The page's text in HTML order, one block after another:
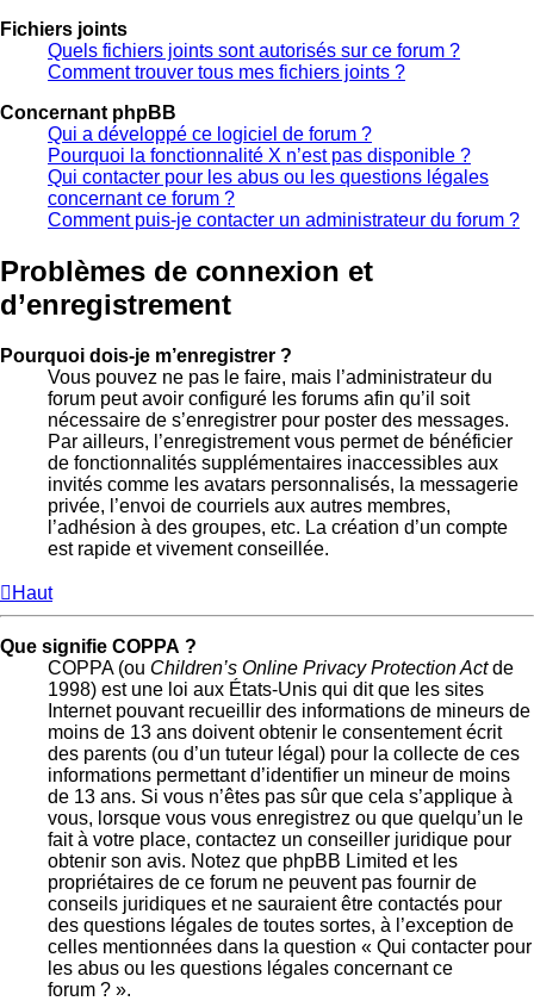
Fichiers joints
Quels fichiers joints sont autorisés sur ce forum ?
Comment trouver tous mes fichiers joints ?
Concernant phpBB
Qui a développé ce logiciel de forum ?
Pourquoi la fonctionnalité X n’est pas disponible ?
Qui contacter pour les abus ou les questions légales
concernant ce forum ?
Comment puis-je contacter un administrateur du forum ?
Problèmes de connexion et
d’enregistrement
Pourquoi dois-je m’enregistrer ?
Vous pouvez ne pas le faire, mais l’administrateur du
forum peut avoir configuré les forums afin qu’il soit
nécessaire de s’enregistrer pour poster des messages.
Par ailleurs, l’enregistrement vous permet de bénéficier
de fonctionnalités supplémentaires inaccessibles aux
invités comme les avatars personnalisés, la messagerie
privée, l’envoi de courriels aux autres membres,
l’adhésion à des groupes, etc. La création d’un compte
est rapide et vivement conseillée.
Haut
Que signifie COPPA ?
COPPA (ou Children’s Online Privacy Protection Actde
1998) est une loi aux États-Unis qui dit que les sites
Internet pouvant recueillir des informations de mineurs de
moins de 13 ans doivent obtenir le consentement écrit
des parents (ou d’un tuteur légal) pour la collecte de ces
informations permettant d’identifier un mineur de moins
de 13 ans. Si vous n’êtes pas sûr que cela s’applique à
vous, lorsque vous vous enregistrez ou que quelqu’un le
fait à votre place, contactez un conseiller juridique pour
obtenir son avis. Notez que phpBB Limited et les
propriétaires de ce forum ne peuvent pas fournir de
conseils juridiques et ne sauraient être contactés pour
des questions légales de toutes sortes, à l’exception de
celles mentionnées dans la question « Qui contacter pour
les abus ou les questions légales concernant ce
forum ? ».